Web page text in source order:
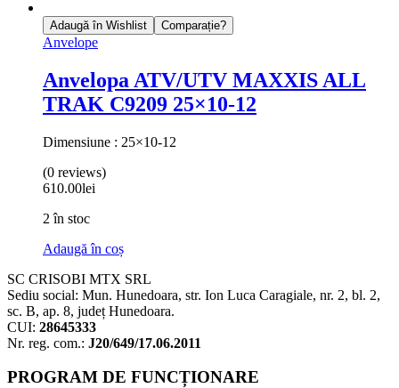
Adaugă în Wishlist Comparație?
Anvelope
Anvelopa ATV/UTV MAXXIS ALL
TRAK C9209 25×10-12
Dimensiune : 25×10-12
(0 reviews)
610.00lei
2 în stoc
Adaugă în coș
SC CRISOBI MTX SRL
Sediu social: Mun. Hunedoara, str. Ion Luca Caragiale, nr. 2, bl. 2,
sc. B, ap. 8, județ Hunedoara.
CUI: 28645333
Nr. reg. com.: J20/649/17.06.2011
PROGRAM DE FUNCȚIONARE